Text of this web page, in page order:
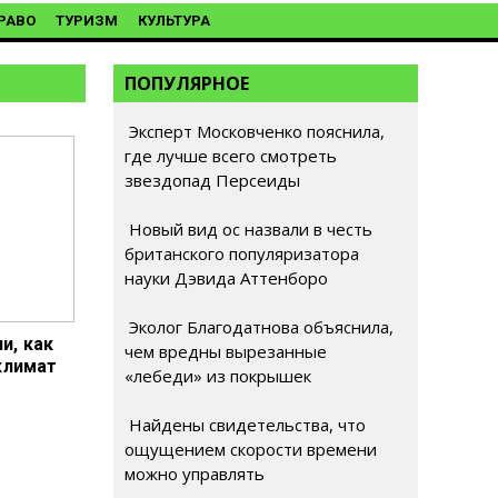
ТУРИЗМ КУЛЬТУРА
как
ПОПУЛЯРНОЕ
Эксперт Московченко пояснила,
где лучше всего смотреть
звездопад Персеиды
Новый вид ос назвали в честь
британского популяризатора
науки Дэвида Аттенборо
Эколог Благодатнова объяснила,
чем вредны вырезанные
«лебеди» из покрышек
Найдены свидетельства, что
ощущением скорости времени
можно управлять